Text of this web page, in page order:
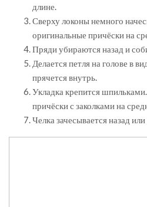
длине.
Сверху локоны немного
оригинальные причёски на
Пряди убираются назад и
Делается петля на голове в
прячется внутрь.
Укладка крепится
причёски с заколками на
Челка зачесывается назад